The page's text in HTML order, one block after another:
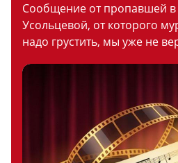
Сообщение от пропавшей в
Усольцевой, от которого
надо грустить, мы уже не